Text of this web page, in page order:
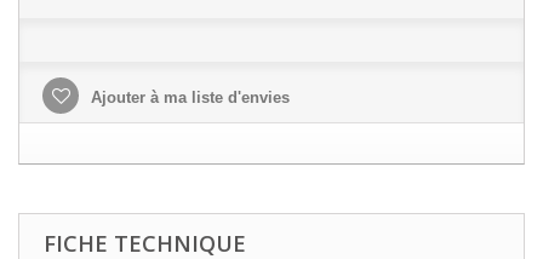
Ajouter à ma liste d'envies
FICHE TECHNIQUE